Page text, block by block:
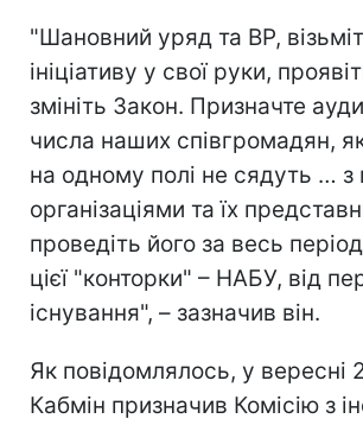
"Шановний уряд та ВР,
ініціативу у свої руки,
змініть Закон. Призначте
числа наших співгромадян,
на одному полі не сядуть … з
організаціями та їх
проведіть його за весь
цієї "конторки" – НАБУ, від
існування", – зазначив він.
Як повідомлялось, у вересні
Кабмін призначив Комісію з